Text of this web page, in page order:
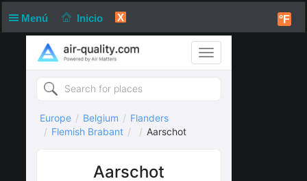
Menú Inicio X °F